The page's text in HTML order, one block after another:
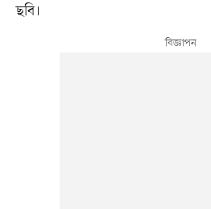
ছবি।